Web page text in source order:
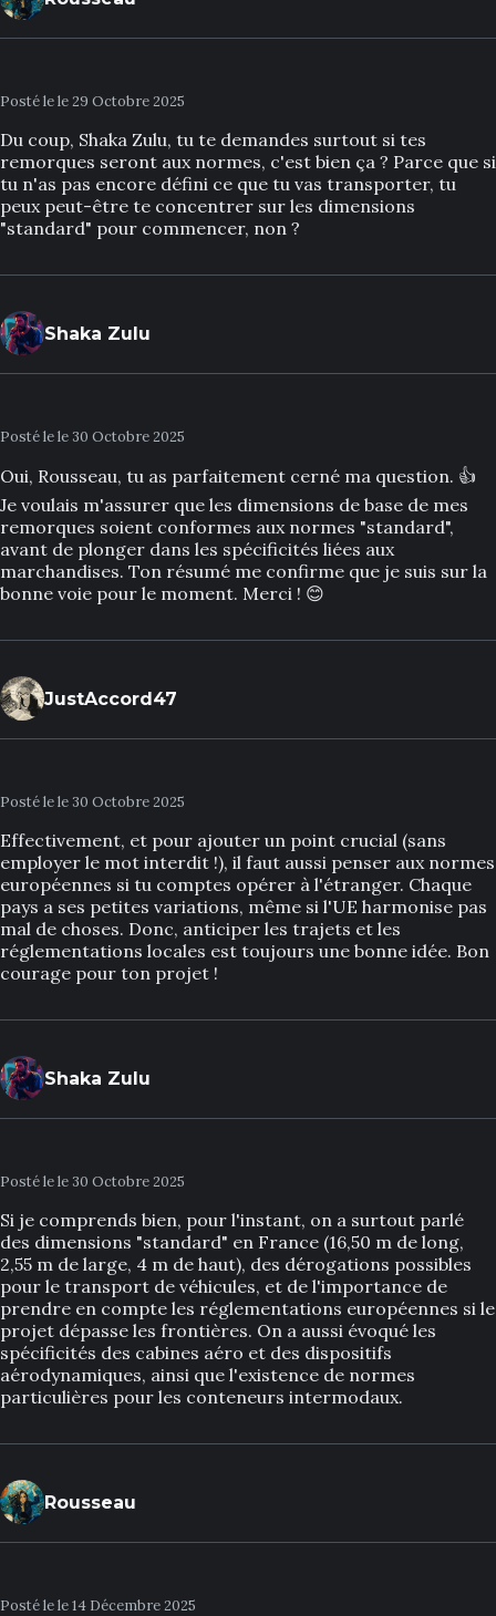
Posté le le 29 Octobre 2025
Du coup, Shaka Zulu, tu te demandes surtout si tes
remorques seront aux normes, c'est bien ça ? Parce que si
tu n'as pas encore défini ce que tu vas transporter, tu
peux peut-être te concentrer sur les dimensions
"standard" pour commencer, non ?
Shaka Zulu
Posté le le 30 Octobre 2025
Oui, Rousseau, tu as parfaitement cerné ma question. 👍
Je voulais m'assurer que les dimensions de base de mes
remorques soient conformes aux normes "standard",
avant de plonger dans les spécificités liées aux
marchandises. Ton résumé me confirme que je suis sur la
bonne voie pour le moment. Merci ! 😊
JustAccord47
Posté le le 30 Octobre 2025
Effectivement, et pour ajouter un point crucial (sans
employer le mot interdit !), il faut aussi penser aux normes
européennes si tu comptes opérer à l'étranger. Chaque
pays a ses petites variations, même si l'UE harmonise pas
mal de choses. Donc, anticiper les trajets et les
réglementations locales est toujours une bonne idée. Bon
courage pour ton projet !
Shaka Zulu
Posté le le 30 Octobre 2025
Si je comprends bien, pour l'instant, on a surtout parlé
des dimensions "standard" en France (16,50 m de long,
2,55 m de large, 4 m de haut), des dérogations possibles
pour le transport de véhicules, et de l'importance de
prendre en compte les réglementations européennes si le
projet dépasse les frontières. On a aussi évoqué les
spécificités des cabines aéro et des dispositifs
aérodynamiques, ainsi que l'existence de normes
particulières pour les conteneurs intermodaux.
Rousseau
Posté le le 14 Décembre 2025